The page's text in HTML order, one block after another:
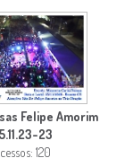
Felipe Amorim
23
120